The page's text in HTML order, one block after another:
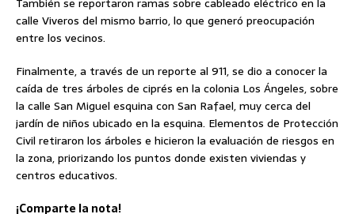
calle Viveros del mismo barrio, lo que generó preocupación
entre los vecinos.
Finalmente, a través de un reporte al 911, se dio a conocer la
caída de tres árboles de ciprés en la colonia Los Ángeles, sobre
la calle San Miguel esquina con San Rafael, muy cerca del
jardín de niños ubicado en la esquina. Elementos de Protección
Civil retiraron los árboles e hicieron la evaluación de riesgos en
la zona, priorizando los puntos donde existen viviendas y
centros educativos.
¡Comparte la nota!